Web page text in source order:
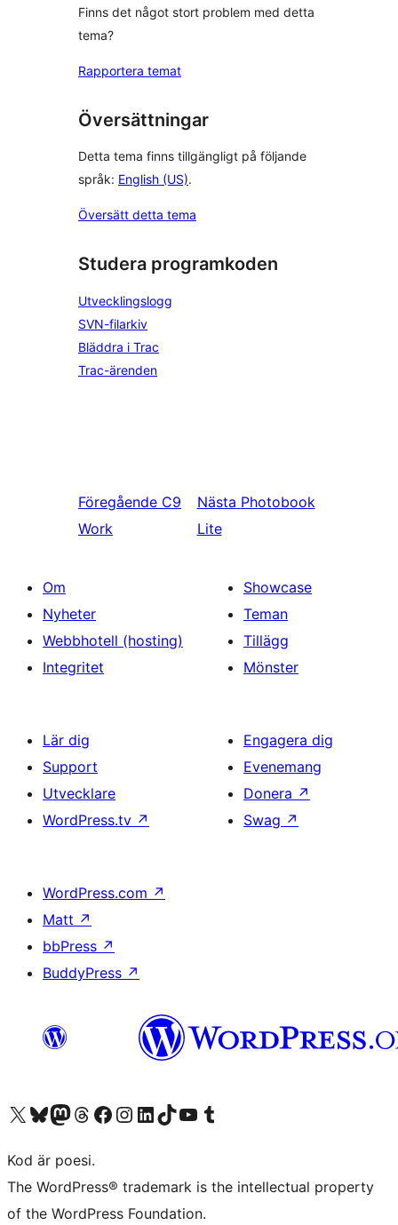
Finns det något stort problem med detta
tema?
Rapportera temat
Översättningar
Detta tema finns tillgängligt på följande
språk: English (US).
Översätt detta tema
Studera programkoden
Utvecklingslogg
SVN-filarkiv
Bläddra i Trac
Trac-ärenden
Föregående C9
Work
Nästa Photobook
Lite
Om
Nyheter
Webbhotell (hosting)
Integritet
Showcase
Teman
Tillägg
Mönster
Lär dig
Support
Utvecklare
WordPress.tv ↗
Engagera dig
Evenemang
Donera ↗
Swag ↗
WordPress.com ↗
Matt ↗
bbPress ↗
BuddyPress ↗
Besök vår X-konto (f.d. Twitter)
Besök vårt Bluesky-konto
Besök vårt Mastodon-konto
Besök vårt Thread-konto
Besök vår Facebook-sidaBesök vårt Instagram-konto
Besök vårt LinkedIn-konto
Besök vårt TikTok-konto
Besök vår YouTube-kanalBesök vårt Tumblr-konto
Kod är poesi.
The WordPress® trademark is the intellectual property
of the WordPress Foundation.